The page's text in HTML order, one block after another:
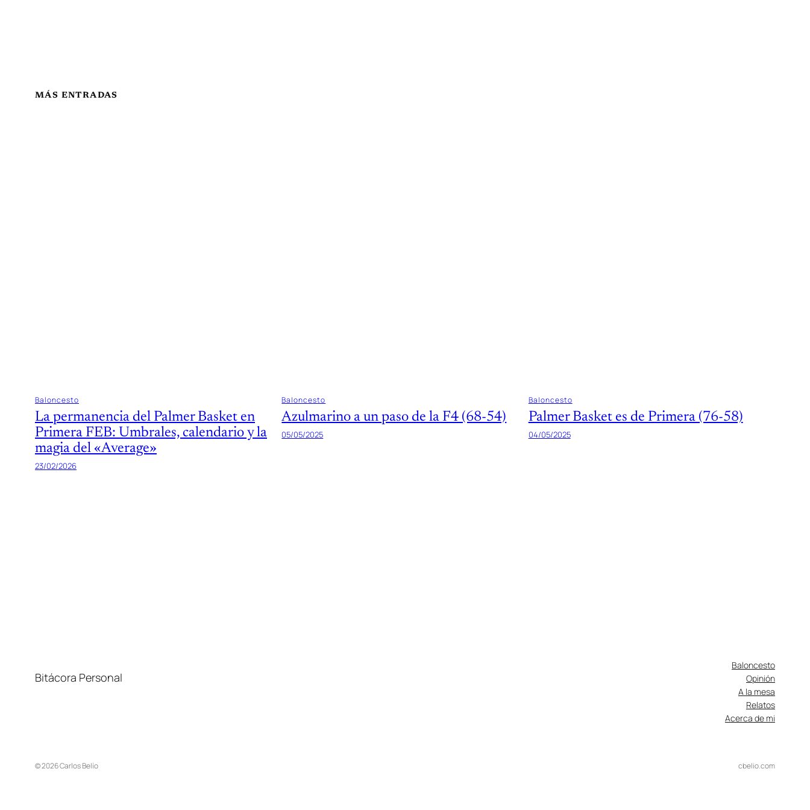
MÁS ENTRADAS
Baloncesto
La permanencia del Palmer Basket en
Primera FEB: Umbrales, calendario y la
magia del «Average»
23/02/2026
Baloncesto
Azulmarino a un paso de la F4 (68-54)
05/05/2025
Baloncesto
Palmer Basket es de Primera (76-58)
04/05/2025
Bitácora Personal
Baloncesto
Opinión
A la mesa
Relatos
Acerca de mi
© 2026 Carlos Belío cbelio.com